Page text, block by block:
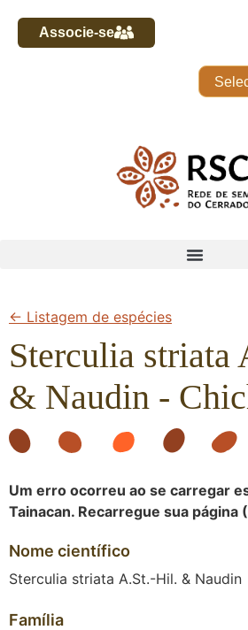
Associe-se
← Listagem de espécies
Sterculia striata
& Naudin -
Nome científico
Sterculia striata A.St.-Hil. & Naudin
Família
Um erro ocorreu ao se carregar
Tainacan. Recarregue sua página